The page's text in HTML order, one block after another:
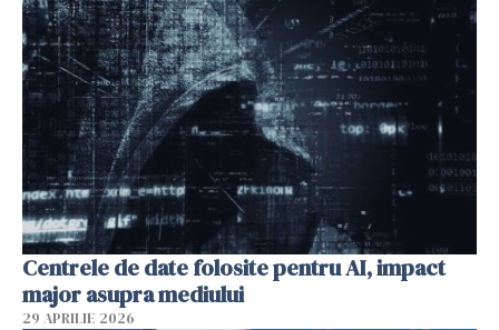
Centrele de date folosite pentru AI, impact
major asupra mediului
29 APRILIE 2026